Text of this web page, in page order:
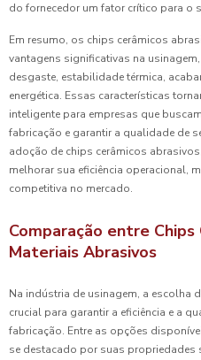
do fornecedor um fator crítico para o
Em resumo, os chips cerâmicos
vantagens significativas na
desgaste, estabilidade térmica,
energética. Essas características
inteligente para empresas que
fabricação e garantir a qualidade de
adoção de chips cerâmicos
melhorar sua eficiência operacional,
competitiva no mercado.
Comparação entre
Materiais Abrasivos
Na indústria de usinagem, a escolha
crucial para garantir a eficiência e a
fabricação. Entre as opções
se destacado por suas propriedades